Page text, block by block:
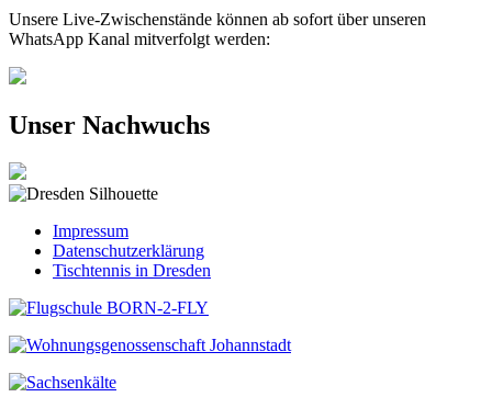
Unsere Live-Zwischenstände können ab sofort über unseren
WhatsApp Kanal mitverfolgt werden:
Unser Nachwuchs
Impressum
Datenschutzerklärung
Tischtennis in Dresden